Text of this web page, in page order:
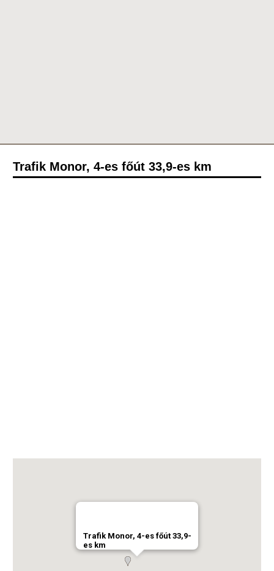
Trafik Monor, 4-es főút 33,9-es km
Trafik Monor, 4-es főút 33,9-
es km